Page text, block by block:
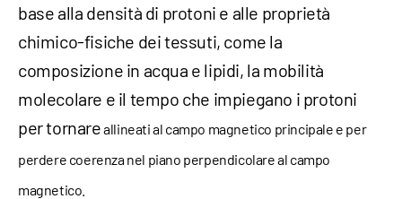
base alla densità di protoni e alle proprietà
chimico-fisiche dei tessuti, come la
composizione in acqua e lipidi, la mobilità
molecolare e il tempo che impiegano i protoni
per tornareallineati al campo magnetico principale e per
perdere coerenza nel piano perpendicolare al campo
magnetico.